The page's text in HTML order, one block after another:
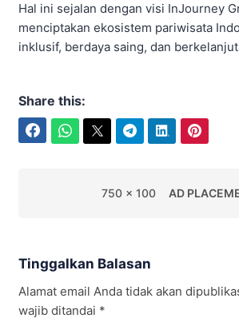
Hal ini sejalan dengan visi InJourney
menciptakan ekosistem pariwisata
inklusif, berdaya saing, dan
Share this:
750 x 100 AD
Tinggalkan Balasan
Alamat email Anda tidak akan
wajib ditandai *